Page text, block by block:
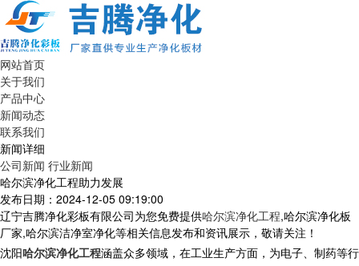
网站首页
关于我们
产品中心
新闻动态
联系我们
新闻详细
公司新闻 行业新闻
哈尔滨净化工程助力发展
发布日期：2024-12-05 09:19:00
辽宁吉腾净化彩板有限公司为您免费提供哈尔滨净化工程,哈尔滨净化板
厂家,哈尔滨洁净室净化等相关信息发布和资讯展示，敬请关注！
沈阳哈尔滨净化工程涵盖众多领域，在工业生产方面，为电子、制药等行